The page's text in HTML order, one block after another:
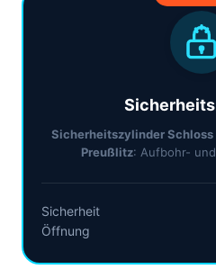
Sicherheitszylinder Schloss
Preußlitz: Aufbohr-
Sicherheit
Öffnung